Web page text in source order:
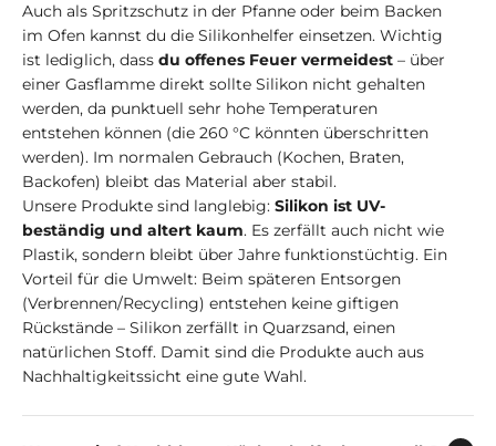
Auch als Spritzschutz in der Pfanne oder beim Backen
im Ofen kannst du die Silikonhelfer einsetzen. Wichtig
ist lediglich, dass du offenes Feuer vermeidest – über
einer Gasflamme direkt sollte Silikon nicht gehalten
werden, da punktuell sehr hohe Temperaturen
entstehen können (die 260 °C könnten überschritten
werden). Im normalen Gebrauch (Kochen, Braten,
Backofen) bleibt das Material aber stabil.
Unsere Produkte sind langlebig: Silikon ist UV-
beständig und altert kaum. Es zerfällt auch nicht wie
Plastik, sondern bleibt über Jahre funktionstüchtig. Ein
Vorteil für die Umwelt: Beim späteren Entsorgen
(Verbrennen/Recycling) entstehen keine giftigen
Rückstände – Silikon zerfällt in Quarzsand, einen
natürlichen Stoff. Damit sind die Produkte auch aus
Nachhaltigkeitssicht eine gute Wahl.